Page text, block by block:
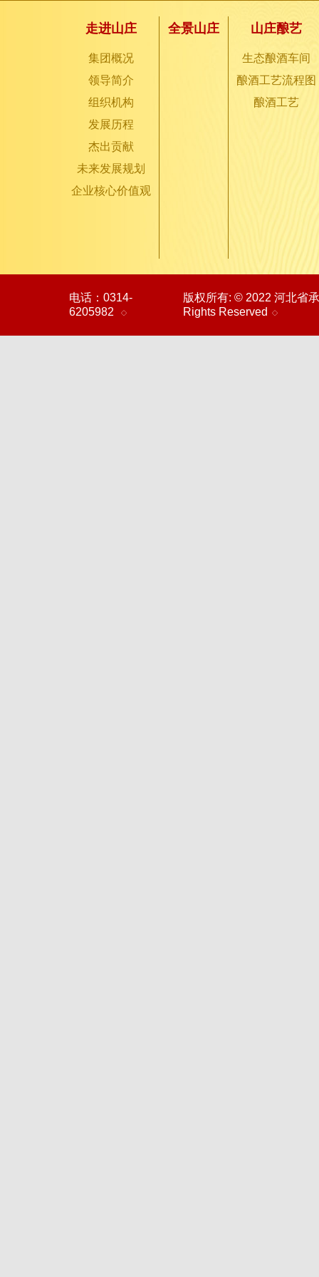
走进山庄
集团概况
领导简介
组织机构
发展历程
杰出贡献
未来发展规划
企业核心价值观
全景山庄 山庄酿艺
生态酿酒车间
酿酒工艺流程图
酿酒工艺
电话：0314-
6205982
版权所有: © 2022 河北省
Rights Reserved